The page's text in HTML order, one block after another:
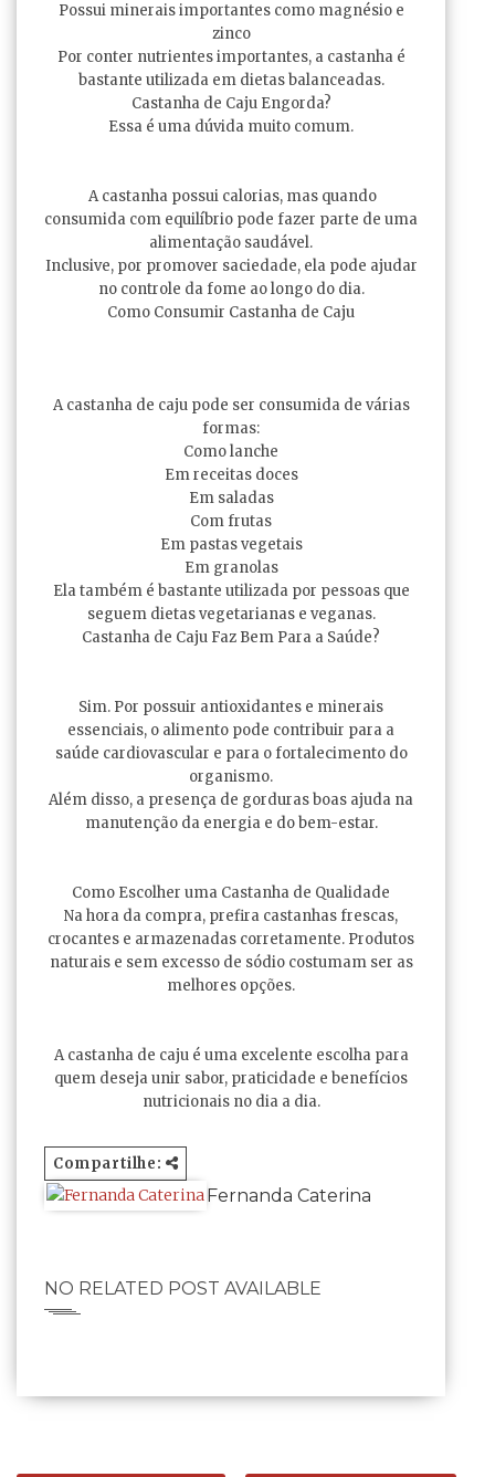
Possui minerais importantes como magnésio e
zinco
Por conter nutrientes importantes, a castanha é
bastante utilizada em dietas balanceadas.
Castanha de Caju Engorda?
Essa é uma dúvida muito comum.
A castanha possui calorias, mas quando
consumida com equilíbrio pode fazer parte de uma
alimentação saudável.
Inclusive, por promover saciedade, ela pode ajudar
no controle da fome ao longo do dia.
Como Consumir Castanha de Caju
A castanha de caju pode ser consumida de várias
formas:
Como lanche
Em receitas doces
Em saladas
Com frutas
Em pastas vegetais
Em granolas
Ela também é bastante utilizada por pessoas que
seguem dietas vegetarianas e veganas.
Castanha de Caju Faz Bem Para a Saúde?
Sim. Por possuir antioxidantes e minerais
essenciais, o alimento pode contribuir para a
saúde cardiovascular e para o fortalecimento do
organismo.
Além disso, a presença de gorduras boas ajuda na
manutenção da energia e do bem-estar.
Como Escolher uma Castanha de Qualidade
Na hora da compra, prefira castanhas frescas,
crocantes e armazenadas corretamente. Produtos
naturais e sem excesso de sódio costumam ser as
melhores opções.
A castanha de caju é uma excelente escolha para
quem deseja unir sabor, praticidade e benefícios
nutricionais no dia a dia.
Compartilhe:
Fernanda Caterina
NO RELATED POST AVAILABLE